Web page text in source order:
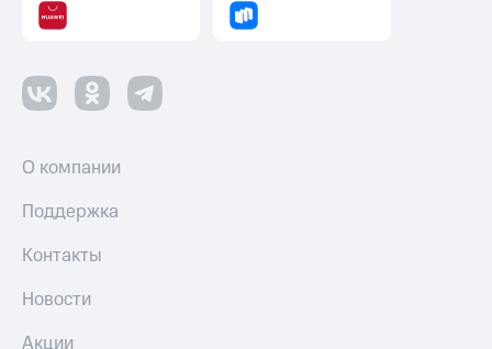
О компании
Поддержка
Контакты
Новости
Акции